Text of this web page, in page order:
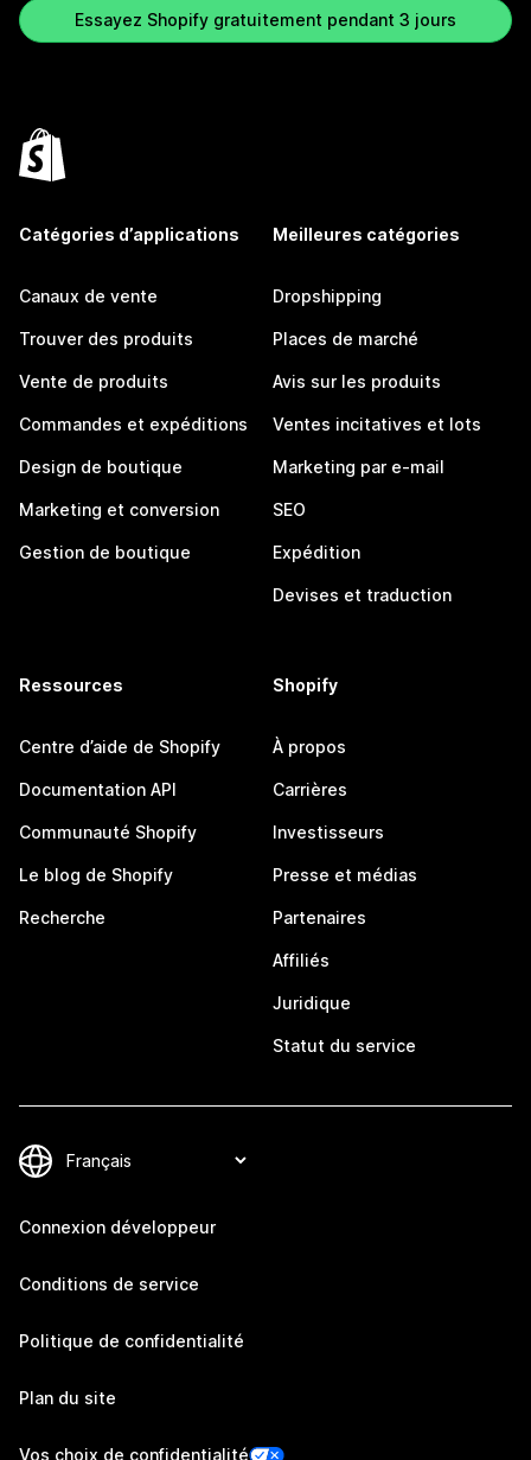
Essayez Shopify gratuitement pendant 3 jours
Catégories d’applications
Canaux de vente
Trouver des produits
Vente de produits
Commandes et expéditions
Design de boutique
Marketing et conversion
Gestion de boutique
Meilleures catégories
Dropshipping
Places de marché
Avis sur les produits
Ventes incitatives et lots
Marketing par e-mail
SEO
Expédition
Devises et traduction
Ressources
Centre d’aide de Shopify
Documentation API
Communauté Shopify
Le blog de Shopify
Recherche
Shopify
À propos
Carrières
Investisseurs
Presse et médias
Partenaires
Affiliés
Juridique
Statut du service
Connexion développeur
Conditions de service
Politique de confidentialité
Plan du site
Vos choix de confidentialité